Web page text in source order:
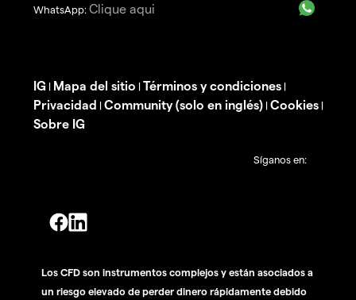
WhatsApp: Clique aqui
IG | Mapa del sitio | Términos y condiciones |
Privacidad | Community (solo en inglés) | Cookies |
Sobre IG
Síganos en:
Los CFD son instrumentos complejos y están asociados a
un riesgo elevado de perder dinero rápidamente debido